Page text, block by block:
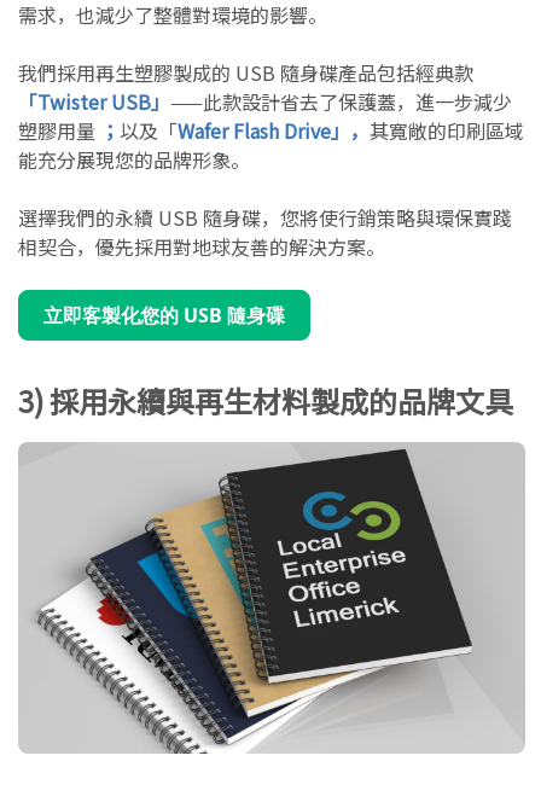
需求，也減少了整體對環境的影響。
我們採用再生塑膠製成的 USB 隨身碟產品包括經典款
「Twister USB」 ——此款設計省去了保護蓋，進一步減少
塑膠用量 ； 以及「Wafer Flash Drive」， 其寬敞的印刷區域
能充分展現您的品牌形象。
選擇我們的永續 USB 隨身碟，您將使行銷策略與環保實踐
相契合，優先採用對地球友善的解決方案。
立即客製化您的 USB 隨身碟
3) 採用永續與再生材料製成的品牌文具